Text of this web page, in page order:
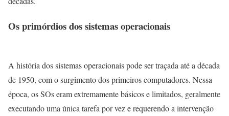
Os primórdios dos sistemas operacionais
A história dos sistemas operacionais pode ser traçada até a década
de 1950, com o surgimento dos primeiros computadores. Nessa
época, os SOs eram extremamente básicos e limitados, geralmente
executando uma única tarefa por vez e requerendo a intervenção